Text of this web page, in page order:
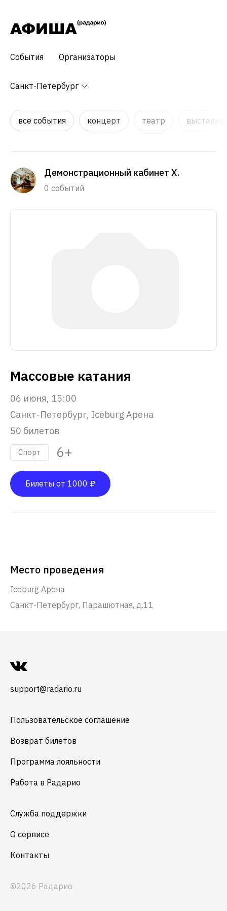
События Организаторы
Санкт-Петербург
все события концерт театр
Демонстрационный кабинет Х.
0 событий
Массовые катания
06 июня, 15:00
Санкт-Петербург, Iceburg Арена
50 билетов
Спорт 6+
Билеты от 1000 ₽
Место проведения
Iceburg Арена
Санкт-Петербург, Парашютная, д.11
support@radario.ru
Пользовательское соглашение
Возврат билетов
Программа лояльности
Работа в Радарио
Служба поддержки
О сервисе
Контакты
©2026 Радарио